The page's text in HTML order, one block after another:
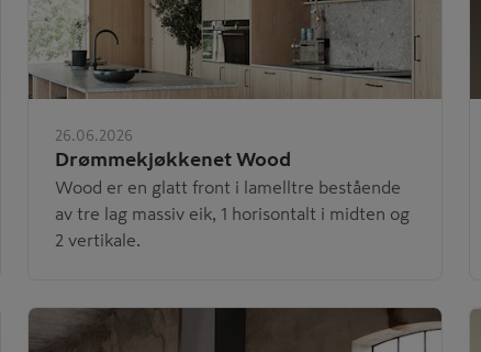
26.06.2026
Drømmekjøkkenet Wood
Wood er en glatt front i lamelltre bestående
av tre lag massiv eik, 1 horisontalt i midten og
2 vertikale.